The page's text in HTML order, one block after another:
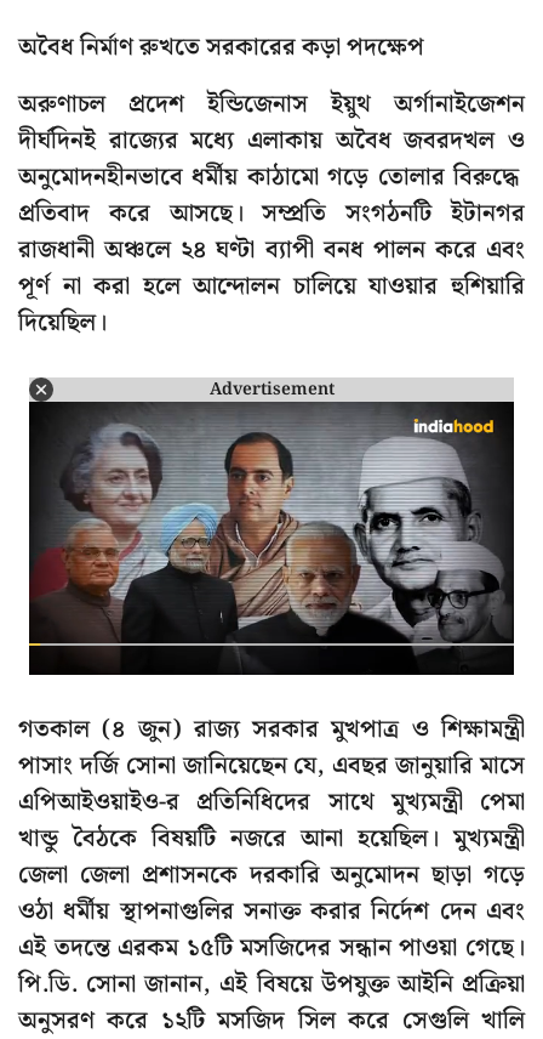
অবৈধ নির্মাণ রুখতে সরকারের কড়া পদক্ষেপ
অরুণাচল প্রদেশ ইন্ডিজেনাস ইয়ুথ অর্গানাইজেশন
দীর্ঘদিনই রাজ্যের মধ্যে এলাকায় অবৈধ জবরদখল ও
অনুমোদনহীনভাবে ধর্মীয় কাঠামো গড়ে তোলার বিরুদ্ধে
প্রতিবাদ করে আসছে। সম্প্রতি সংগঠনটি ইটানগর
রাজধানী অঞ্চলে ২৪ ঘণ্টা ব্যাপী বনধ পালন করে এবং
পূর্ণ না করা হলে আন্দোলন চালিয়ে যাওয়ার হুশিয়ারি
দিয়েছিল।
Advertisement
গতকাল (৪ জুন) রাজ্য সরকার মুখপাত্র ও শিক্ষামন্ত্রী
পাসাং দর্জি সোনা জানিয়েছেন যে, এবছর জানুয়ারি মাসে
এপিআইওয়াইও-র প্রতিনিধিদের সাথে মুখ্যমন্ত্রী পেমা
খান্ডু বৈঠকে বিষয়টি নজরে আনা হয়েছিল। মুখ্যমন্ত্রী
জেলা জেলা প্রশাসনকে দরকারি অনুমোদন ছাড়া গড়ে
ওঠা ধর্মীয় স্থাপনাগুলির সনাক্ত করার নির্দেশ দেন এবং
এই তদন্তে এরকম ১৫টি মসজিদের সন্ধান পাওয়া গেছে।
পি.ডি. সোনা জানান, এই বিষয়ে উপযুক্ত আইনি প্রক্রিয়া
অনুসরণ করে ১২টি মসজিদ সিল করে সেগুলি খালি